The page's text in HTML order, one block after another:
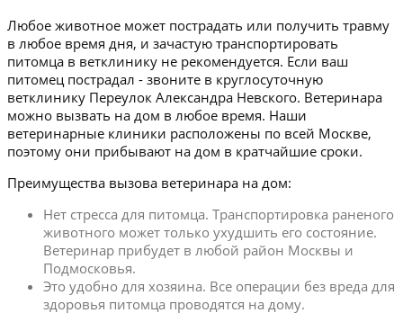
Любое животное может пострадать или получить травму
в любое время дня, и зачастую транспортировать
питомца в ветклинику не рекомендуется. Если ваш
питомец пострадал - звоните в круглосуточную
ветклинику Переулок Александра Невского. Ветеринара
можно вызвать на дом в любое время. Наши
ветеринарные клиники расположены по всей Москве,
поэтому они прибывают на дом в кратчайшие сроки.
Преимущества вызова ветеринара на дом:
Нет стресса для питомца. Транспортировка раненого
животного может только ухудшить его состояние.
Ветеринар прибудет в любой район Москвы и
Подмосковья.
Это удобно для хозяина. Все операции без вреда для
здоровья питомца проводятся на дому.